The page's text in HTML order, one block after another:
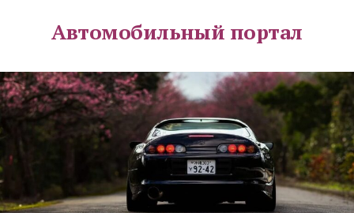
Автомобильный портал